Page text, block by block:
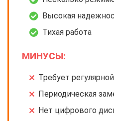
Высокая
Тихая работа
МИНУСЫ:
Требует
Периодическая
Нет цифрового